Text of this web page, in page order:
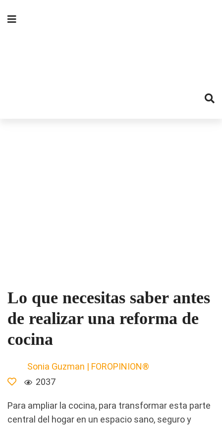
Lo que necesitas saber antes
de realizar una reforma de
cocina
Sonia Guzman | FOROPINION®
2037
Para ampliar la cocina, para transformar esta parte
central del hogar en un espacio sano, seguro y